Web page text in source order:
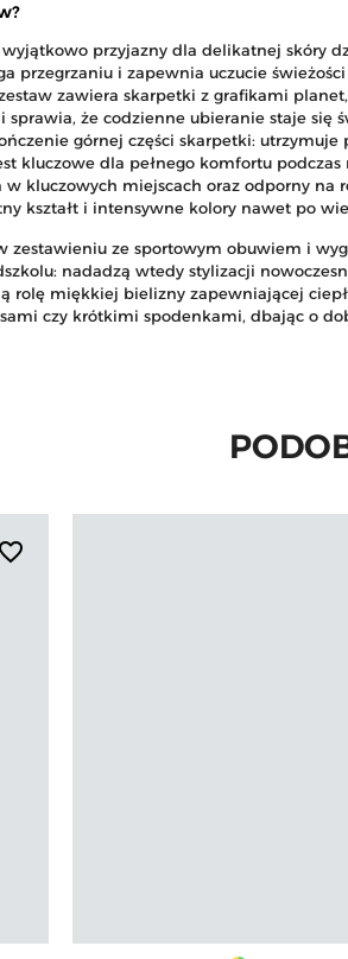
wyjątkowo przyjazny dla delikatnej skóry
przegrzaniu i zapewnia uczucie świeżości
zawiera skarpetki z grafikami
że codzienne ubieranie staje się
górnej części skarpetki:
kluczowe dla pełnego komfortu podczas
kluczowych miejscach oraz odporny na
kształt i intensywne kolory nawet po
zestawieniu ze sportowym obuwiem i
nadadzą wtedy stylizacji
rolę miękkiej bielizny zapewniającej
czy krótkimi spodenkami, dbając o
favorite_border